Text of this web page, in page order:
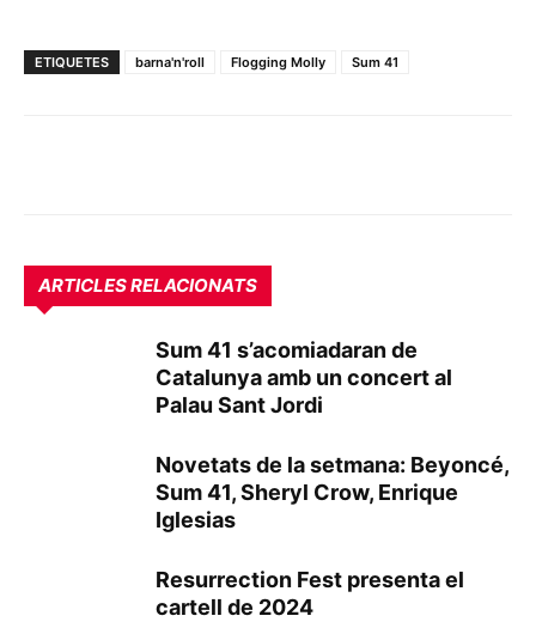
ETIQUETES barna'n'roll Flogging Molly Sum 41
ARTICLES RELACIONATS
Sum 41 s’acomiadaran de
Catalunya amb un concert al
Palau Sant Jordi
Novetats de la setmana: Beyoncé,
Sum 41, Sheryl Crow, Enrique
Iglesias
Resurrection Fest presenta el
cartell de 2024